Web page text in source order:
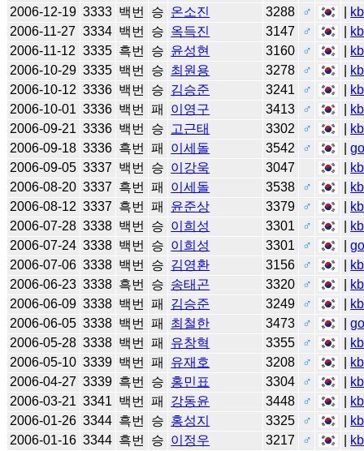
2006-12-19 3333 백번 승 온소진 3288 ♂
2006-11-27 3334 백번 승 옥득진 3147 ♂
2006-11-12 3335 흑번 승 윤성현 3160 ♂
2006-10-29 3335 백번 승 최원용 3278 ♂
2006-10-12 3336 백번 승 김승준 3241 ♂
2006-10-01 3336 백번 패 이영구 3413 ♂
2006-09-21 3336 백번 승 고근태 3302 ♂
2006-09-18 3336 흑번 패 이세돌 3542 ♂ |
2006-09-05 3337 백번 승 이강욱 3047
2006-08-20 3337 흑번 패 이세돌 3538 ♂
2006-08-12 3337 흑번 패 윤준상 3379 ♂
2006-07-28 3338 백번 승 이희성 3301 ♂
2006-07-24 3338 백번 승 이희성 3301 ♂ |
2006-07-06 3338 백번 승 김영환 3156 ♂
2006-06-23 3338 흑번 승 송태곤 3320 ♂
2006-06-09 3338 백번 패 김승준 3249 ♂
2006-06-05 3338 백번 패 최철한 3473 ♂ |
2006-05-28 3338 백번 패 유창혁 3355 ♂
2006-05-10 3339 백번 패 유재호 3208 ♂
2006-04-27 3339 흑번 승 홍민표 3304 ♂
2006-03-21 3341 백번 패 강동윤 3448 ♂
2006-01-26 3344 흑번 승 홍성지 3325 ♂
2006-01-16 3344 흑번 승 이정우 3217 ♂